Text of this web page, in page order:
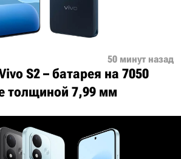
50 минут назад
S2 – батарея на 7050
толщиной 7,99 мм